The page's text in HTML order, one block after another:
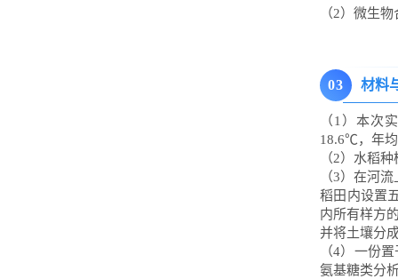
（2）微生
03 材料
（1）本次
18.6℃，年
（2）水稻
（3）在河
稻田内设置
内所有样方
并将土壤分
（4）一份
氨基糖类分